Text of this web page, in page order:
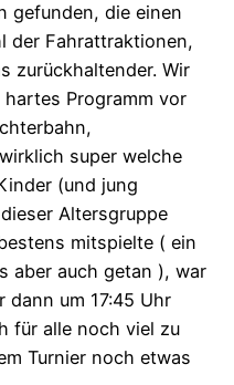
gefunden, die einen
der Fahrattraktionen,
zurückhaltender. Wir
Programm vor
super welche
(und jung
Altersgruppe
mitspielte ( ein
aber auch getan ), war
dann um 17:45 Uhr
für alle noch viel zu
Turnier noch etwas